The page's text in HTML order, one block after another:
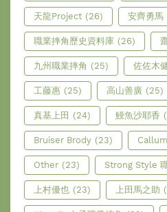
天龍Project (26) 安齊勇馬
職業摔角歷史資料庫 (26)
九州職業摔角 (25) 佐佐木
工藤惠 (25) 高山善廣 (25)
真基上田 (24) 鰻魚沙耶香
Bruiser Brody (23)
Other (23) Strong Style
上村優也 (23) 上田馬之助